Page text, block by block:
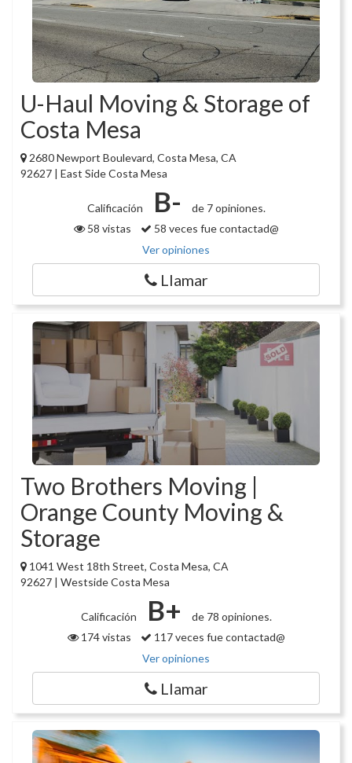
U-Haul Moving & Storage of
Costa Mesa
2680 Newport Boulevard, Costa Mesa, CA
92627 | East Side Costa Mesa
Calificación B-
de 7 opiniones.
58 vistas
58 veces fue contactad@
Ver opiniones
Llamar
Two Brothers Moving |
Orange County Moving &
Storage
1041 West 18th Street, Costa Mesa, CA
92627 | Westside Costa Mesa
Calificación B+
de 78 opiniones.
174 vistas
117 veces fue contactad@
Ver opiniones
Llamar